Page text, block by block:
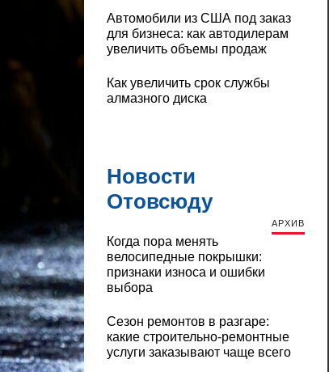
Автомобили из США под заказ
для бизнеса: как автодилерам
увеличить объемы продаж
Как увеличить срок службы
алмазного диска
Новости
Отовсюду
АРХИВ
Когда пора менять
велосипедные покрышки:
признаки износа и ошибки
выбора
Сезон ремонтов в разгаре:
какие строительно-ремонтные
услуги заказывают чаще всего